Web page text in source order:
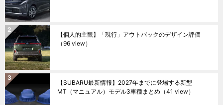
【個人的主観】「現行」アウトバックのデザイン評価
（96 view）
【SUBARU最新情報】2027年までに登場する新型
MT（マニュアル）モデル3車種まとめ （41 view）